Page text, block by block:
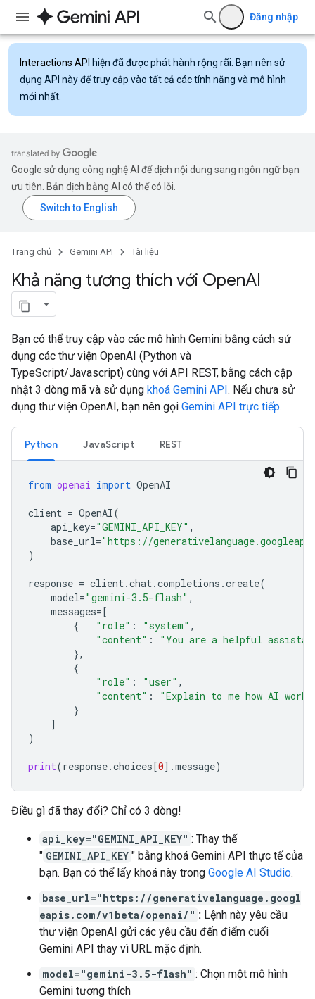
Đăng nhập
Interactions API hiện đã được phát hành rộng rãi. Bạn nên sử
dụng API này để truy cập vào tất cả các tính năng và mô hình
mới nhất.
Google sử dụng công nghệ AI để dịch nội dung sang ngôn ngữ bạn
ưu tiên. Bản dịch bằng AI có thể có lỗi.
Trang chủ Gemini API Tài liệu
Khả năng tương thích với OpenAI
Bạn có thể truy cập vào các mô hình Gemini bằng cách sử
dụng các thư viện OpenAI (Python và
TypeScript/Javascript) cùng với API REST, bằng cách cập
nhật 3 dòng mã và sử dụng khoá Gemini API. Nếu chưa sử
dụng thư viện OpenAI, bạn nên gọi Gemini API trực tiếp.
Python JavaScript REST
from openai import OpenAI
client = OpenAI(
api_key="GEMINI_API_KEY" ,
base_url="https://
)
response = client.chat.completions .create(
model="gemini-3.5-flash" ,
messages=[
{
"role" : "system" ,
"content" :
"You are a helpful
},
{
"role" : "user" ,
"content" :
"Explain to me how AI
}
]
)
print(response.choices[0] .message)
Điều gì đã thay đổi? Chỉ có 3 dòng!
api_key="GEMINI_API_KEY" : Thay thế
" GEMINI_API_KEY " bằng khoá Gemini API thực tế của
bạn. Bạn có thể lấy khoá này trong Google AI Studio.
base_url="https://generativelanguage.googl
eapis.com/v1beta/openai/" : Lệnh này yêu cầu
thư viện OpenAI gửi các yêu cầu đến điểm cuối
Gemini API thay vì URL mặc định.
model="gemini-3.5-flash" : Chọn một mô hình
Gemini tương thích